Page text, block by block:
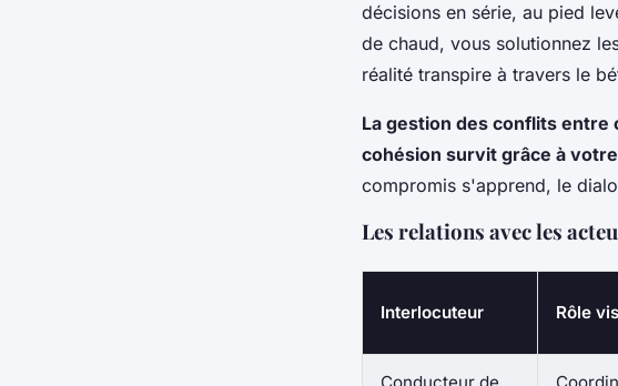
décisions en série, au pied
de chaud, vous solutionnez
réalité transpire à travers le
La gestion des conflits
cohésion survit grâce à
compromis s'apprend, le
Les relations avec les
Interlocuteur Rôle